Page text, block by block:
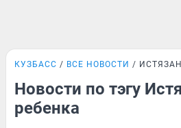
КУЗБАСС ВСЕ НОВОСТИ
Новости по тэгу
ребенка